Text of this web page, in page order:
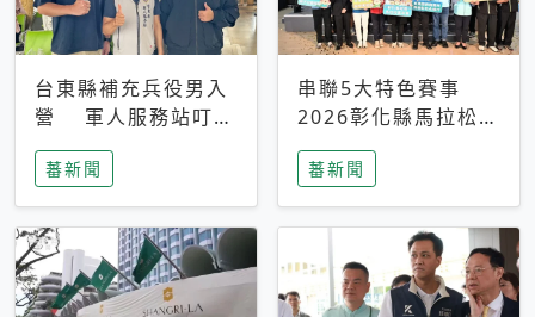
台東縣補充兵役男入
營 軍人服務站叮嚀
及歡送
蕃新聞
串聯5大特色賽事
2026彰化縣馬拉松嘉
年華啟動
蕃新聞